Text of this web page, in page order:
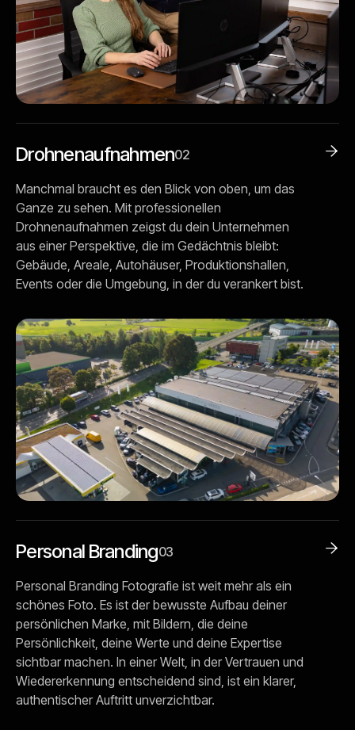
Drohnenaufnahmen02
Manchmal braucht es den Blick von oben, um das
Ganze zu sehen. Mit professionellen
Drohnenaufnahmen zeigst du dein Unternehmen
aus einer Perspektive, die im Gedächtnis bleibt:
Gebäude, Areale, Autohäuser, Produktionshallen,
Events oder die Umgebung, in der du verankert bist.

Personal Branding03
Personal Branding Fotografie ist weit mehr als ein
schönes Foto. Es ist der bewusste Aufbau deiner
persönlichen Marke, mit Bildern, die deine
Persönlichkeit, deine Werte und deine Expertise
sichtbar machen. In einer Welt, in der Vertrauen und
Wiedererkennung entscheidend sind, ist ein klarer,
authentischer Auftritt unverzichtbar.
